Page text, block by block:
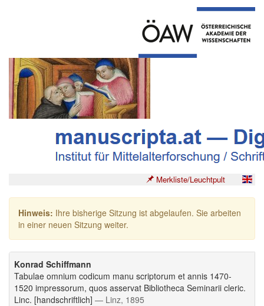
Merkliste/Leuchtpult
Hinweis: Ihre bisherige Sitzung ist abgelaufen. Sie arbeiten
in einer neuen Sitzung weiter.
Konrad Schiffmann
Tabulae omnium codicum manu scriptorum et annis 1470-
1520 impressorum, quos asservat Bibliotheca Seminarii cleric.
Linc. [handschriftlich] — Linz, 1895